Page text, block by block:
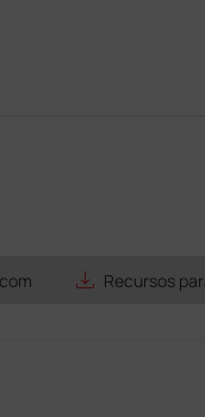
save_alt Recursos